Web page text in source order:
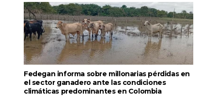
Fedegan informa sobre millonarias pérdidas en
el sector ganadero ante las condiciones
climáticas predominantes en Colombia